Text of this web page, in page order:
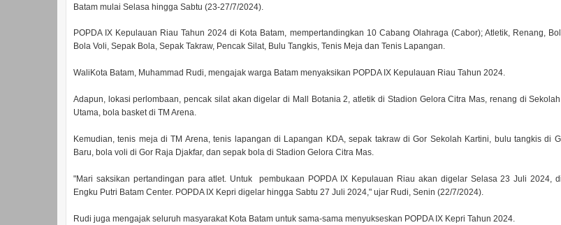
Batam mulai Selasa hingga Sabtu (23-27/7/2024).
POPDA IX Kepulauan Riau Tahun 2024 di Kota Batam, mempertandingkan 10 Cabang Olahraga (Cabor); Atletik, Renang,
Bola Voli, Sepak Bola, Sepak Takraw, Pencak Silat, Bulu Tangkis, Tenis Meja dan Tenis Lapangan.
WaliKota Batam, Muhammad Rudi, mengajak warga Batam menyaksikan POPDA IX Kepulauan Riau Tahun 2024.
Adapun, lokasi perlombaan, pencak silat akan digelar di Mall Botania 2, atletik di Stadion Gelora Citra Mas, renang di
Utama, bola basket di TM Arena.
Kemudian, tenis meja di TM Arena, tenis lapangan di Lapangan KDA, sepak takraw di Gor Sekolah Kartini, bulu tangkis di
Baru, bola voli di Gor Raja Djakfar, dan sepak bola di Stadion Gelora Citra Mas.
"Mari saksikan pertandingan para atlet. Untuk pembukaan POPDA IX Kepulauan Riau akan digelar Selasa 23 Juli 2024,
Engku Putri Batam Center. POPDA IX Kepri digelar hingga Sabtu 27 Juli 2024," ujar Rudi, Senin (22/7/2024).
Rudi juga mengajak seluruh masyarakat Kota Batam untuk sama-sama menyukseskan POPDA IX Kepri Tahun 2024.